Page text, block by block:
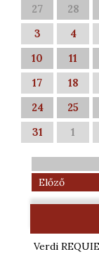
27 28
3
4
10
11
17
18
24
25
31
1
Előző
Verdi